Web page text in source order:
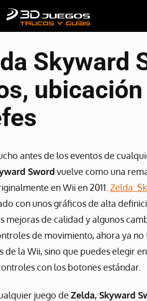
Skyward
antes de los eventos de
Sword vuelve como una
en Wii en 2011. Zelda:
con unos gráficos de alta
mejoras de calidad y algunos
de movimiento, ahora ya no
la Wii, sino que puedes elegir
con los botones estándar.
juego de Zelda, Skyward